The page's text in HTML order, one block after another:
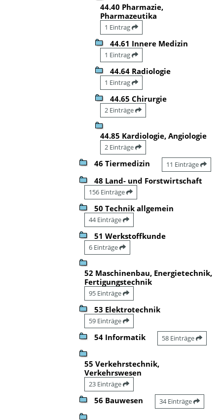
44.40 Pharmazie,
Pharmazeutika
1 Eintrag
44.61 Innere Medizin
1 Eintrag
44.64 Radiologie
1 Eintrag
44.65 Chirurgie
2 Einträge
44.85 Kardiologie, Angiologie
2 Einträge
46 Tiermedizin 11 Einträge
48 Land- und Forstwirtschaft
156 Einträge
50 Technik allgemein
44 Einträge
51 Werkstoffkunde
6 Einträge
52 Maschinenbau, Energietechnik,
Fertigungstechnik
95 Einträge
53 Elektrotechnik
59 Einträge
54 Informatik 58 Einträge
55 Verkehrstechnik,
Verkehrswesen
23 Einträge
56 Bauwesen 34 Einträge